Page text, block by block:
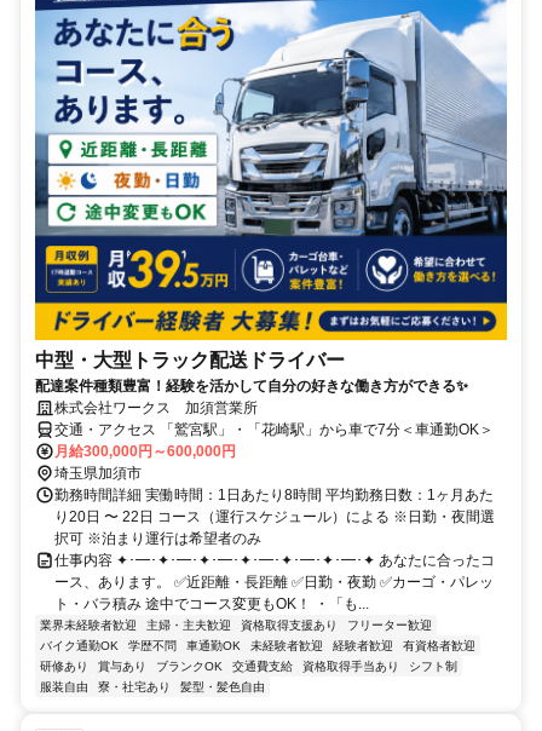
中型・大型トラック配送ドライバー
配達案件種類豊富！経験を活かして自分の好きな働き方ができる✨
株式会社ワークス 加須営業所
交通・アクセス 「鷲宮駅」・「花崎駅」から車で7分＜車通勤OK＞
月給300,000円～600,000円
埼玉県加須市
勤務時間詳細 実働時間：1日あたり8時間 平均勤務日数：1ヶ月あた
り20日 〜 22日 コース（運行スケジュール）による ※日勤・夜間選
択可 ※泊まり運行は希望者のみ
仕事内容 ✦･━･✦･━･✦･━･✦･━･✦･━･✦･━･✦ あなたに合ったコ
ース、あります。 ✅近距離・長距離 ✅日勤・夜勤 ✅カーゴ・パレッ
ト・バラ積み 途中でコース変更もOK！ ・「も...
業界未経験者歓迎 主婦・主夫歓迎 資格取得支援あり
フリーター歓迎
バイク通勤OK
学歴不問 車通勤OK 未経験者歓迎 経験者歓迎
有資格者歓迎
研修あり
賞与あり ブランクOK 交通費支給 資格取得手当あり
シフト制
服装自由
寮・社宅あり 髪型・髪色自由